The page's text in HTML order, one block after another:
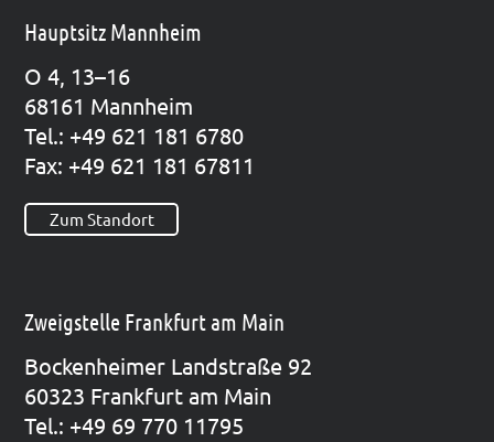
Hauptsitz Mannheim
O 4, 13–16
68161 Mann­heim
Tel.: +49 621 181 6780
Fax: +49 621 181 67811
Zum Standort
Zweigstelle Frankfurt am Main
Bocken­hei­mer Land­stra­ße 92
60323 Frank­furt am Main
Tel.: +49 69 770 11795